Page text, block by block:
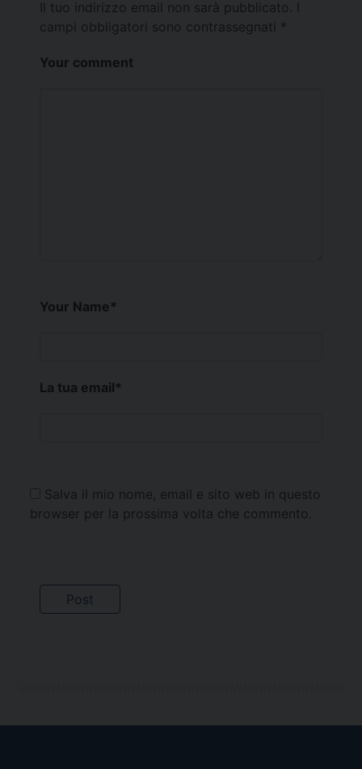
Il tuo indirizzo email non sarà pubblicato.
campi obbligatori sono contrassegnati *
Your comment
Your Name*
La tua email*
Salva il mio nome, email e sito web in questo
browser per la prossima volta che commento.